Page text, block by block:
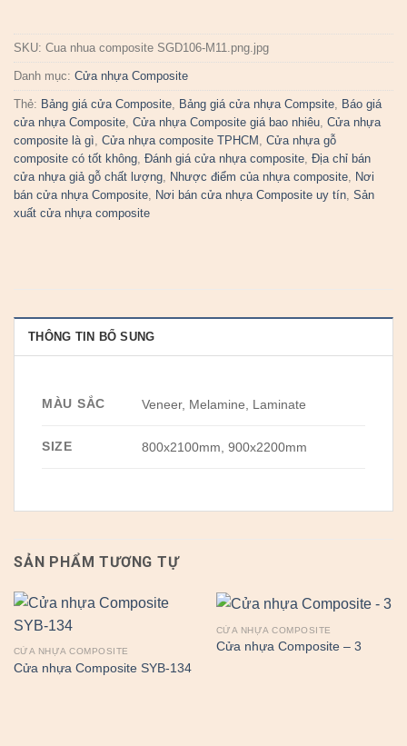
SKU: Cua nhua composite SGD106-M11.png.jpg
Danh mục: Cửa nhựa Composite
Thẻ: Bảng giá cửa Composite, Bảng giá cửa nhựa Compsite, Báo giá
cửa nhựa Composite, Cửa nhựa Composite giá bao nhiêu, Cửa nhựa
composite là gì, Cửa nhựa composite TPHCM , Cửa nhựa gỗ
composite có tốt không, Đánh giá cửa nhựa composite, Địa chỉ bán
cửa nhựa giả gỗ chất lượng, Nhược điểm của nhựa composite, Nơi
bán cửa nhựa Composite, Nơi bán cửa nhựa Composite uy tín, Sản
xuất cửa nhựa composite
THÔNG TIN BỔ SUNG
MÀU SẮC Veneer, Melamine, Laminate
SIZE 800x2100mm, 900x2200mm
SẢN PHẨM TƯƠNG TỰ
CỬA NHỰA COMPOSITE
Cửa nhựa Composite SYB-134
CỬA NHỰA COMPOSITE
Cửa nhựa Composite – 3